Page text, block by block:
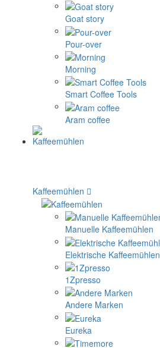
Goat story
Pour-over
Morning
Smart Coffee Tools
Aram coffee
Kaffeemühlen
Manuelle Kaffeemühlen
Elektrische Kaffeemühlen
1Zpresso
Andere Marken
Eureka